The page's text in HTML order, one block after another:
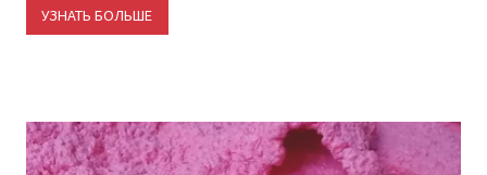
УЗНАТЬ БОЛЬШЕ